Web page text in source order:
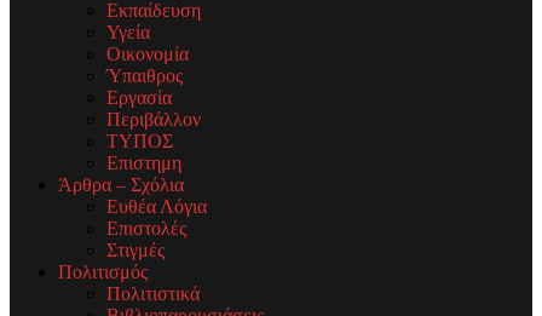
Εκπαίδευση
Υγεία
Οικονομία
Ύπαιθρος
Εργασία
Περιβάλλον
ΤΥΠΟΣ
Επιστημη
Άρθρα – Σχόλια
Ευθέα Λόγια
Επιστολές
Στιγμές
Πολιτισμός
Πολιτιστικά